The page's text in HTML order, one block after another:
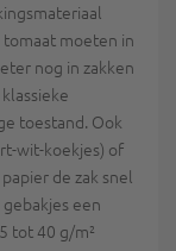
moeten in
nog in zakken
toestand. Ook
wit-koekjes) of
de zak snel
een
tot 40 g/m²